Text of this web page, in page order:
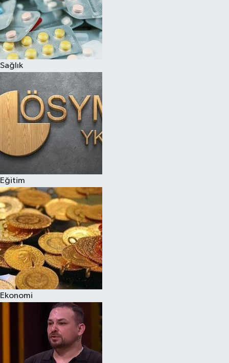
Sağlık
Eğitim
Ekonomi